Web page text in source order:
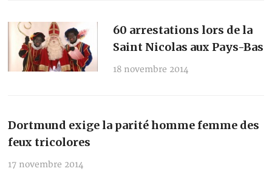
60 arrestations lors de la
Saint Nicolas aux Pays-Bas
18 novembre 2014
Dortmund exige la parité homme femme des
feux tricolores
17 novembre 2014